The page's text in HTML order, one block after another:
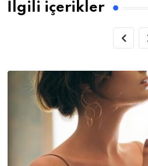
İlgili içerikler